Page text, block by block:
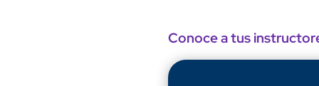
Conoce a tus